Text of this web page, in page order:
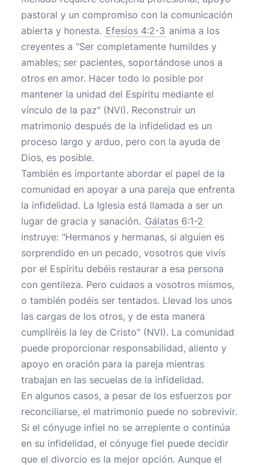
pastoral y un compromiso con la comunicación
abierta y honesta. Efesios 4:2-3 anima a los
creyentes a "Ser completamente humildes y
amables; ser pacientes, soportándose unos a
otros en amor. Hacer todo lo posible por
mantener la unidad del Espíritu mediante el
vínculo de la paz" (NVI). Reconstruir un
matrimonio después de la infidelidad es un
proceso largo y arduo, pero con la ayuda de
Dios, es posible.
También es importante abordar el papel de la
comunidad en apoyar a una pareja que enfrenta
la infidelidad. La Iglesia está llamada a ser un
lugar de gracia y sanación. Gálatas 6:1-2
instruye: "Hermanos y hermanas, si alguien es
sorprendido en un pecado, vosotros que vivís
por el Espíritu debéis restaurar a esa persona
con gentileza. Pero cuidaos a vosotros mismos,
o también podéis ser tentados. Llevad los unos
las cargas de los otros, y de esta manera
cumpliréis la ley de Cristo" (NVI). La comunidad
puede proporcionar responsabilidad, aliento y
apoyo en oración para la pareja mientras
trabajan en las secuelas de la infidelidad.
En algunos casos, a pesar de los esfuerzos por
reconciliarse, el matrimonio puede no sobrevivir.
Si el cónyuge infiel no se arrepiente o continúa
en su infidelidad, el cónyuge fiel puede decidir
que el divorcio es la mejor opción. Aunque el